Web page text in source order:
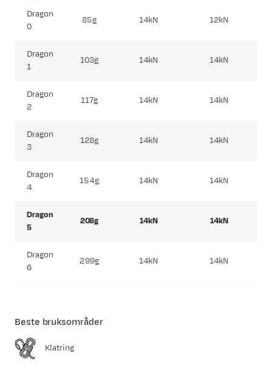
Dragon
0
85g 14kN 12kN
Dragon
1
103g 14kN 14kN
Dragon
2
117g 14kN 14kN
Dragon
3
128g 14kN 14kN
Dragon
4
154g 14kN 14kN
Dragon
5
208g 14kN 14kN
Dragon
6
299g 14kN 14kN
Beste bruksområder
Klatring